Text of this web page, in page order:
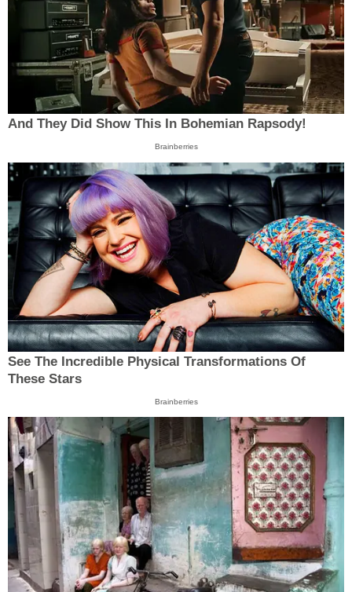
And They Did Show This In Bohemian Rapsody!
Brainberries
See The Incredible Physical Transformations Of
These Stars
Brainberries